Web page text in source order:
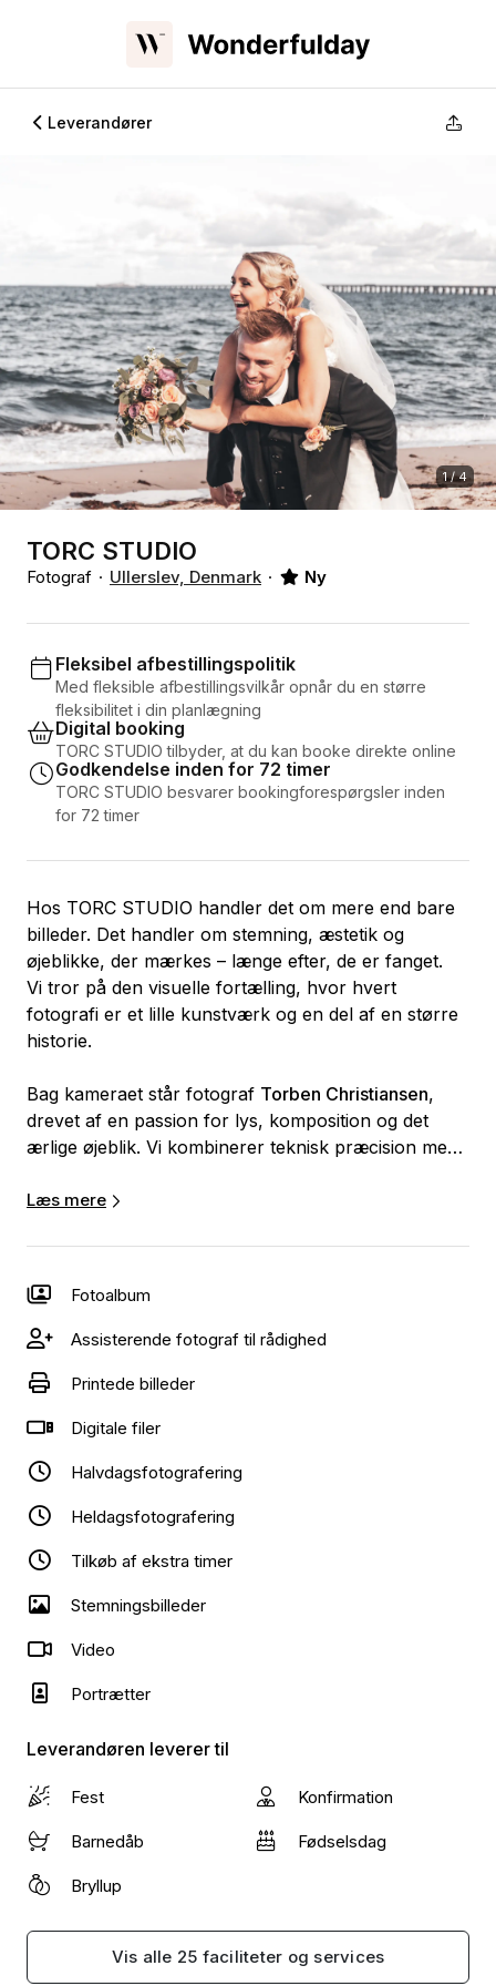
Leverandører
1 / 4
TORC STUDIO
Fotograf Ullerslev, Denmark Ny
Fleksibel afbestillingspolitik
Med fleksible afbestillingsvilkår opnår du en større
fleksibilitet i din planlægning
Digital booking
TORC STUDIO tilbyder, at du kan booke direkte online
Godkendelse inden for 72 timer
TORC STUDIO besvarer bookingforespørgsler inden
for 72 timer
Hos TORC STUDIO handler det om mere end bare
billeder. Det handler om stemning, æstetik og
øjeblikke, der mærkes – længe efter, de er fanget.
Vi tror på den visuelle fortælling, hvor hvert
fotografi er et lille kunstværk og en del af en større
historie.
Bag kameraet står fotograf Torben Christiansen,
drevet af en passion for lys, komposition og det
ærlige øjeblik. Vi kombinerer teknisk præcision med
unikke i mennesket foran linsen.
Vi tilbyder:
✨Bryllupsfotografi
men stemningen, blikkene og detaljerne, der gør den
afspejler personlighed og tilstedeværelse. Til både
private og professionelle formål.
Book din tid direkte via siden – eller send en besked,
hvis du har spørgsmål.
Vi glæder os til at skabe noget særligt sammen.
Læs mere
Fotoalbum
Assisterende fotograf til rådighed
Printede billeder
Digitale filer
Halvdagsfotografering
Heldagsfotografering
Tilkøb af ekstra timer
Stemningsbilleder
Video
Portrætter
Leverandøren leverer til
Fest Konfirmation
Barnedåb Fødselsdag
Bryllup
Vis alle 25 faciliteter og services